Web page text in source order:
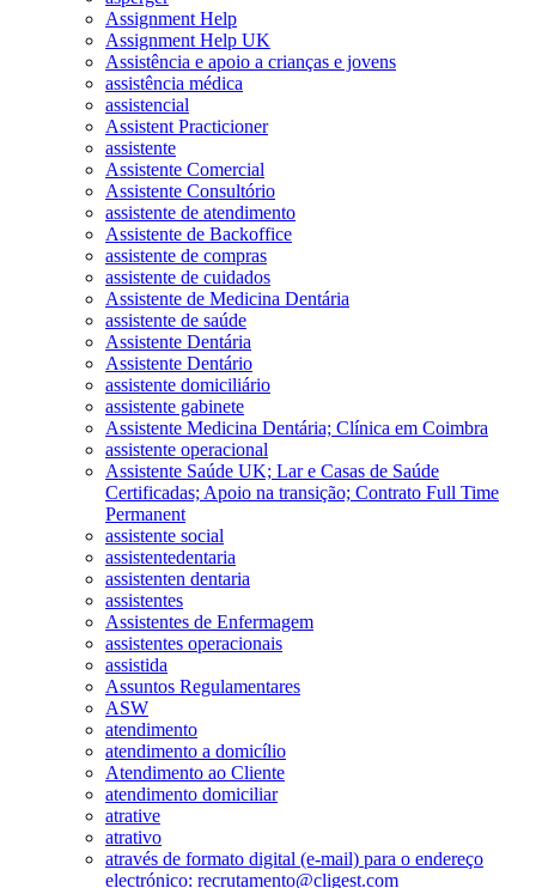
Assignment Help
Assignment Help UK
Assistência e apoio a crianças e jovens
assistência médica
assistencial
Assistent Practicioner
assistente
Assistente Comercial
Assistente Consultório
assistente de atendimento
Assistente de Backoffice
assistente de compras
assistente de cuidados
Assistente de Medicina Dentária
assistente de saúde
Assistente Dentária
Assistente Dentário
assistente domiciliário
assistente gabinete
Assistente Medicina Dentária; Clínica em Coimbra
assistente operacional
Assistente Saúde UK; Lar e Casas de Saúde
Certificadas; Apoio na transição; Contrato Full Time
Permanent
assistente social
assistentedentaria
assistenten dentaria
assistentes
Assistentes de Enfermagem
assistentes operacionais
assistida
Assuntos Regulamentares
ASW
atendimento
atendimento a domicílio
Atendimento ao Cliente
atendimento domiciliar
atrative
atrativo
através de formato digital (e-mail) para o endereço
electrónico: recrutamento@cligest.com